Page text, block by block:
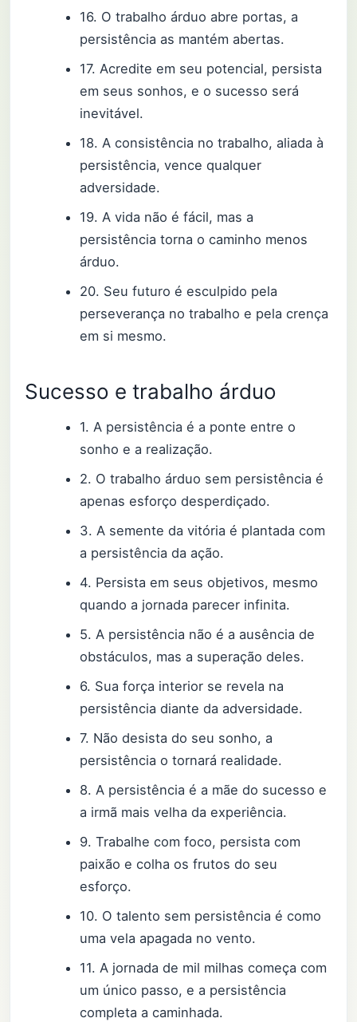
16. O trabalho árduo abre portas, a
persistência as mantém abertas.
17. Acredite em seu potencial, persista
em seus sonhos, e o sucesso será
inevitável.
18. A consistência no trabalho, aliada à
persistência, vence qualquer
adversidade.
19. A vida não é fácil, mas a
persistência torna o caminho menos
árduo.
20. Seu futuro é esculpido pela
perseverança no trabalho e pela crença
em si mesmo.
Sucesso e trabalho árduo
1. A persistência é a ponte entre o
sonho e a realização.
2. O trabalho árduo sem persistência é
apenas esforço desperdiçado.
3. A semente da vitória é plantada com
a persistência da ação.
4. Persista em seus objetivos, mesmo
quando a jornada parecer infinita.
5. A persistência não é a ausência de
obstáculos, mas a superação deles.
6. Sua força interior se revela na
persistência diante da adversidade.
7. Não desista do seu sonho, a
persistência o tornará realidade.
8. A persistência é a mãe do sucesso e
a irmã mais velha da experiência.
9. Trabalhe com foco, persista com
paixão e colha os frutos do seu
esforço.
10. O talento sem persistência é como
uma vela apagada no vento.
11. A jornada de mil milhas começa com
um único passo, e a persistência
completa a caminhada.